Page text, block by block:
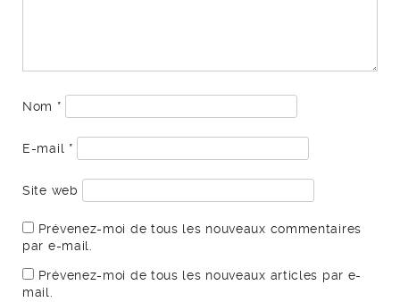
Nom *
E-mail *
Site web
Prévenez-moi de tous les nouveaux commentaires
par e-mail.
Prévenez-moi de tous les nouveaux articles par e-
mail.